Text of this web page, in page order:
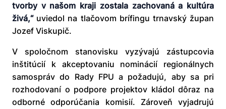
tvorby v našom kraji zostala zachovaná a kultúra
živá,“uviedol na tlačovom brífingu trnavský župan
Jozef Viskupič.
V spoločnom stanovisku vyzývajú zástupcovia
inštitúcií k akceptovaniu nominácií regionálnych
samospráv do Rady FPU a požadujú, aby sa pri
rozhodovaní o podpore projektov kládol dôraz na
odborné odporúčania komisií. Zároveň vyjadrujú